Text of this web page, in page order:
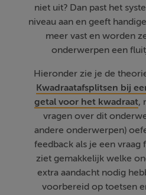
niet uit? Dan past het
niveau aan en geeft
meer vast en worden
onderwerpen een
Hieronder zie je de
Kwadraatafsplitsen bij
getal voor het kwadraat,
vragen over dit
andere onderwerpen)
feedback als je een
ziet gemakkelijk welke
extra aandacht nodig
voorbereid op toetsen